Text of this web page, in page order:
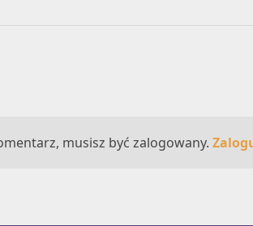
musisz być zalogowany.